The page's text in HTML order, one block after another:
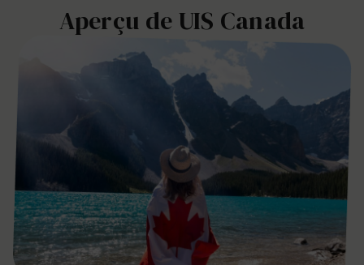
Aperçu de UIS Canada